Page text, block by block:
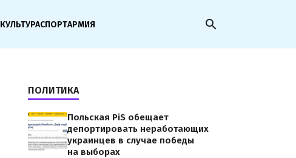
КУЛЬТУРАСПОРТАРМИЯ search
ПОЛИТИКА
Польская PiS обещает
депортировать неработающих
украинцев в случае победы
на выборах